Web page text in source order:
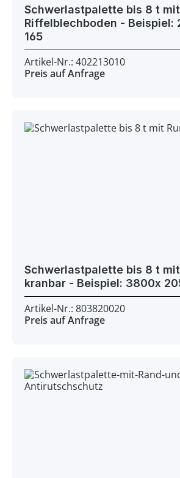
Schwerlastpalette bis 8 t mit
Riffelblechboden - Beispiel: 2200x 1300x
165
Artikel-Nr.: 402213010
Preis auf Anfrage
Schwerlastpalette bis 8 t
Artikel-Nr.: 803820020
Preis auf Anfrage